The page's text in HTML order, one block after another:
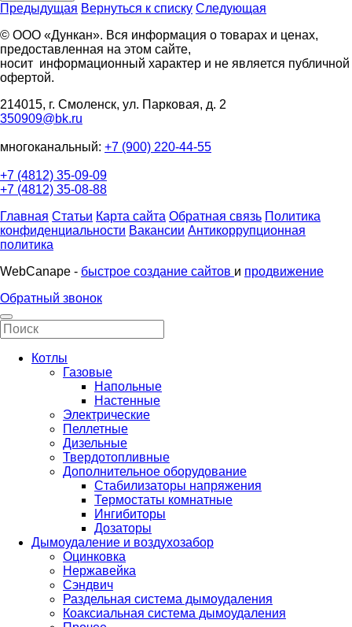
Предыдущая Вернуться к списку Следующая
© ООО «Дункан». Вся информация о товарах и ценах,
предоставленная на этом сайте,
носит информационный характер и не является публичной
офертой.
214015, г. Смоленск, ул. Парковая, д. 2
350909@bk.ru
многоканальный: +7 (900) 220-44-55
+7 (4812) 35-09-09
+7 (4812) 35-08-88
Главная Статьи Карта сайта Обратная связь Политика
конфиденциальности Вакансии Антикоррупционная
политика
WebCanape - быстрое создание сайтов и продвижение
Обратный звонок
Котлы
Газовые
Напольные
Настенные
Электрические
Пеллетные
Дизельные
Твердотопливные
Дополнительное оборудование
Стабилизаторы напряжения
Термостаты комнатные
Ингибиторы
Дозаторы
Дымоудаление и воздухозабор
Оцинковка
Нержавейка
Сэндвич
Раздельная система дымоудаления
Коаксиальная система дымоудаления